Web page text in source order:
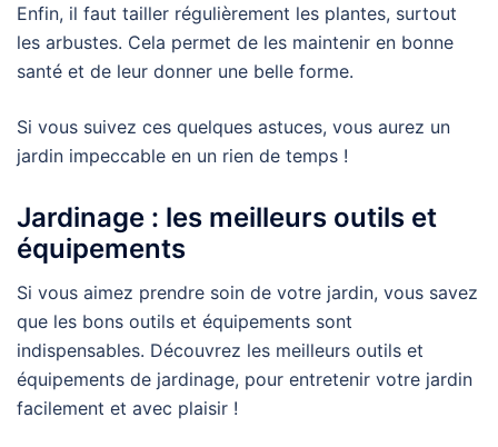
Enfin, il faut tailler régulièrement les plantes, surtout
les arbustes. Cela permet de les maintenir en bonne
santé et de leur donner une belle forme.
Si vous suivez ces quelques astuces, vous aurez un
jardin impeccable en un rien de temps !
Jardinage : les meilleurs outils et
équipements
Si vous aimez prendre soin de votre jardin, vous savez
que les bons outils et équipements sont
indispensables. Découvrez les meilleurs outils et
équipements de jardinage, pour entretenir votre jardin
facilement et avec plaisir !